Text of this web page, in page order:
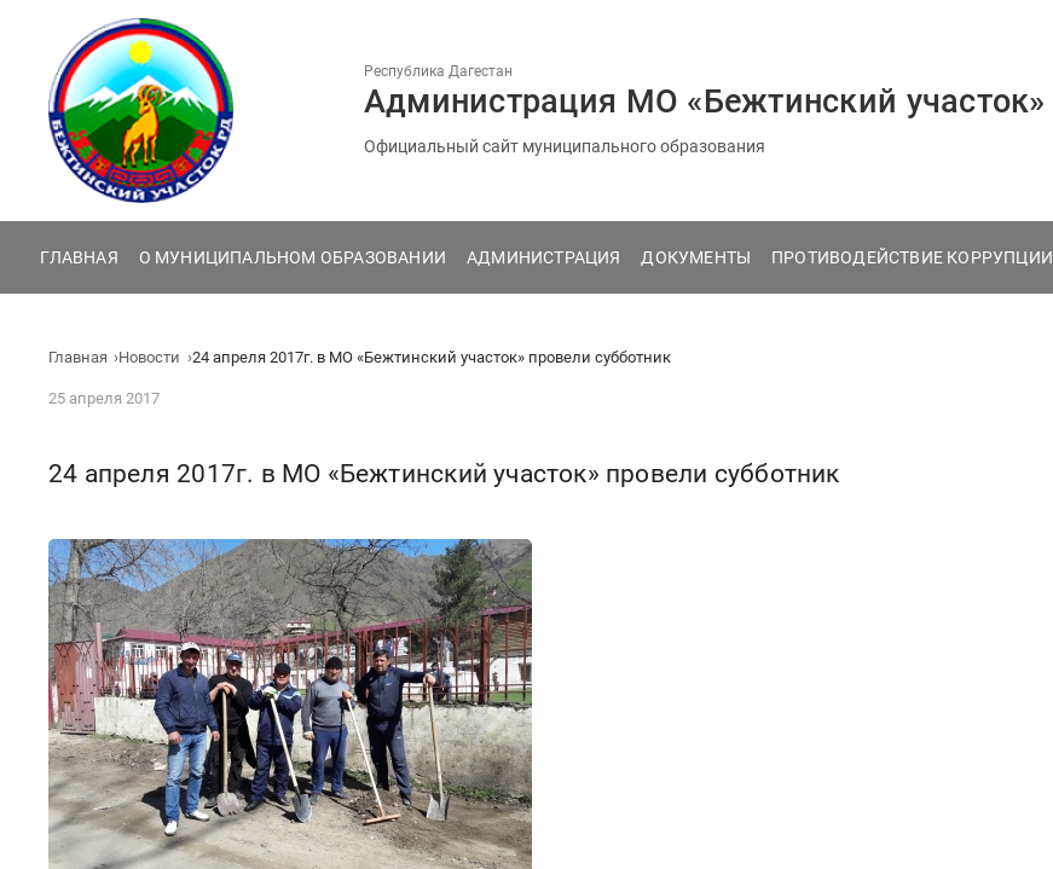
содержанию
Республика Дагестан
Администрация МО «Бежтинский участок»
Официальный сайт муниципального образования
ГЛАВНАЯ О МУНИЦИПАЛЬНОМ ОБРАЗОВАНИИ АДМИНИСТРАЦИЯ ДОКУМЕНТЫ ПРОТИВОДЕЙСТВИЕ КОРРУПЦИИ
Главная Новости 24 апреля 2017г. в МО «Бежтинский участок» провели субботник
25 апреля 2017
24 апреля 2017г. в МО «Бежтинский участок» провели субботник